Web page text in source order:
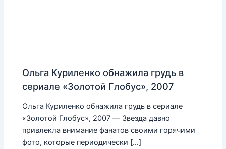
Ольга Куриленко обнажила грудь в
сериале «Золотой Глобус», 2007
Ольга Куриленко обнажила грудь в сериале
«Золотой Глобус», 2007 — Звезда давно
привлекла внимание фанатов своими горячими
фото, которые периодически […]